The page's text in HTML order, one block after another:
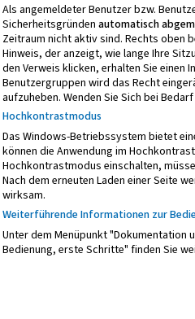
Als angemeldeter Benutzer bzw.
Sicherheitsgründen automatisch
Zeitraum nicht aktiv sind. Rechts oben
Hinweis, der anzeigt, wie lange Ihre
den Verweis klicken, erhalten Sie einen
Benutzergruppen wird das Recht
aufzuheben. Wenden Sie Sich bei
Hochkontrastmodus
Das Windows-Betriebssystem bietet
können die Anwendung im
Hochkontrastmodus einschalten,
Nach dem erneuten Laden einer Seite
wirksam.
Weiterführende Informationen zur
Unter dem Menüpunkt "Dokumentation
Bedienung, erste Schritte" finden Sie